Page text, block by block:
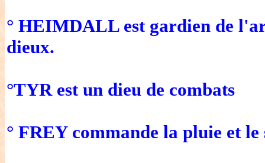
° HEIMDALL est gardien de
dieux.
°TYR est un dieu de combats
° FREY commande la pluie et